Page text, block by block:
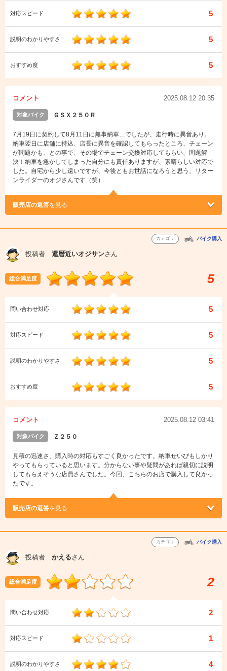
対応スピード 5
説明のわかりやすさ 5
おすすめ度 5
コメント 2025.08.12 20:35
対象バイク ＧＳＸ２５０Ｒ
7月19日に契約して8月11日に無事納車…でしたが、走行時に異音あり。
納車翌日に店舗に持込、店長に異音を確認してもらったところ、チェーン
が問題かも、との事で、その場でチェーン交換対応してもらい、問題解
決！納車を急かしてしまった自分にも責任ありますが、素晴らしい対応で
した。自宅から少し遠いですが、今後ともお世話になろうと思う、リター
ンライダーのオジさんです（笑）
販売店の返答を見る
カテゴリ バイク購入
投稿者 還暦近いオジサンさん
総合満足度 5
問い合わせ対応 5
対応スピード 5
説明のわかりやすさ 5
おすすめ度 5
コメント 2025.08.12 03:41
対象バイク Ｚ２５０
見積の迅速さ、購入時の対応もすごく良かったです。納車せいびもしかり
やってもらっていると思います。分からない事や疑問があれば親切に説明
してもらえそうな店員さんでした。今回、こちらのお店で購入して良かっ
たです。
販売店の返答を見る
カテゴリ バイク購入
投稿者 かえるさん
総合満足度 2
問い合わせ対応 2
対応スピード 1
説明のわかりやすさ 4